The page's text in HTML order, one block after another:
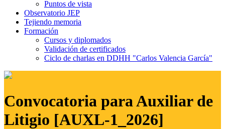
Puntos de vista
Observatorio JEP
Tejiendo memoria
Formación
Cursos y diplomados
Validación de certificados
Ciclo de charlas en DDHH "Carlos Valencia García"
Convocatoria para Auxiliar de
Litigio [AUXL-1_2026]